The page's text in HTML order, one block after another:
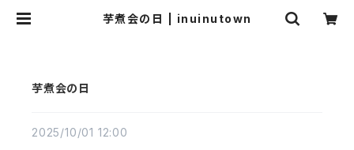
芋煮会の日 | inuinutown
芋煮会の日
2025/10/01 12:00